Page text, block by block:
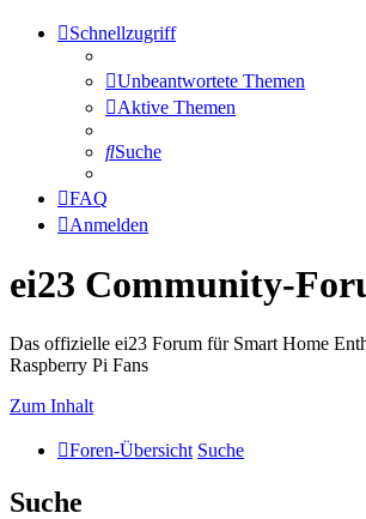
Schnellzugriff
Unbeantwortete Themen
Aktive Themen
Suche
FAQ
Anmelden
ei23 Community-
Das offizielle ei23 Forum für Smart Home
Raspberry Pi Fans
Zum Inhalt
Foren-Übersicht Suche
Suche